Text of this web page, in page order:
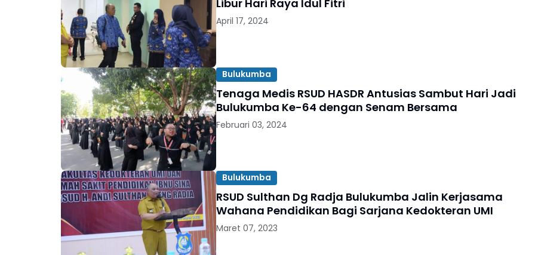
Libur Hari Raya Idul Fitri
April 17, 2024
Bulukumba
Tenaga Medis RSUD HASDR Antusias Sambut Hari Jadi
Bulukumba Ke-64 dengan Senam Bersama
Februari 03, 2024
Bulukumba
RSUD Sulthan Dg Radja Bulukumba Jalin Kerjasama
Wahana Pendidikan Bagi Sarjana Kedokteran UMI
Maret 07, 2023